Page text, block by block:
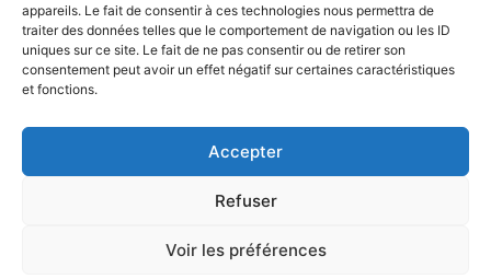
appareils. Le fait de consentir à ces technologies nous permettra de
traiter des données telles que le comportement de navigation ou les ID
uniques sur ce site. Le fait de ne pas consentir ou de retirer son
consentement peut avoir un effet négatif sur certaines caractéristiques
et fonctions.
Accepter
Refuser
Voir les préférences
Contact
Mentions légales
Conditions générales d'utilisation
Conditions générales de vente
Copyright © 2026